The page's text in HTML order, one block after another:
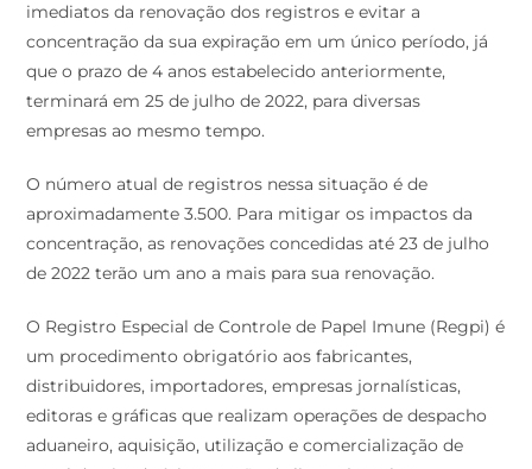
imediatos da renovação dos registros e evitar a
concentração da sua expiração em um único período, já
que o prazo de 4 anos estabelecido anteriormente,
terminará em 25 de julho de 2022, para diversas
empresas ao mesmo tempo.
O número atual de registros nessa situação é de
aproximadamente 3.500. Para mitigar os impactos da
concentração, as renovações concedidas até 23 de julho
de 2022 terão um ano a mais para sua renovação.
O Registro Especial de Controle de Papel Imune (Regpi) é
um procedimento obrigatório aos fabricantes,
distribuidores, importadores, empresas jornalísticas,
editoras e gráficas que realizam operações de despacho
aduaneiro, aquisição, utilização e comercialização de